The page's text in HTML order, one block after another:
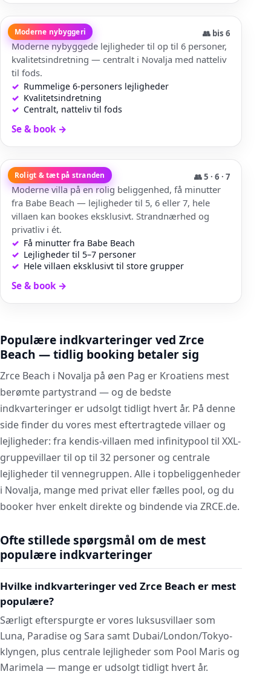
Moderne nybyggeri
Marimela 👥 bis 6
Moderne nybyggede lejligheder til op til 6 personer,
kvalitetsindretning — centralt i Novalja med natteliv
til fods.
Rummelige 6-personers lejligheder
Kvalitetsindretning
Centralt, natteliv til fods
Se & book→
Roligt & tæt på stranden
Villa Adria 👥5 · 6 · 7
Moderne villa på en rolig beliggenhed, få minutter
fra Babe Beach — lejligheder til 5, 6 eller 7, hele
villaen kan bookes eksklusivt. Strandnærhed og
privatliv i ét.
Få minutter fra Babe Beach
Lejligheder til 5–7 personer
Hele villaen eksklusivt til store grupper
Se & book→
Populære indkvarteringer ved Zrce
Beach — tidlig booking betaler sig
Zrce Beach i Novalja på øen Pag er Kroatiens mest
berømte partystrand — og de bedste
indkvarteringer er udsolgt tidligt hvert år. På denne
side finder du vores mest eftertragtede villaer og
lejligheder: fra kendis-villaen med infinitypool til XXL-
gruppevillaer til op til 32 personer og centrale
lejligheder til vennegruppen. Alle i topbeliggenheder
i Novalja, mange med privat eller fælles pool, og du
booker hver enkelt direkte og bindende via ZRCE.de.
Ofte stillede spørgsmål om de mest
populære indkvarteringer
Hvilke indkvarteringer ved Zrce Beach er mest
populære?
Særligt efterspurgte er vores luksusvillaer som
Luna, Paradise og Sara samt Dubai/London/Tokyo-
klyngen, plus centrale lejligheder som Pool Maris og
Marimela — mange er udsolgt tidligt hvert år.